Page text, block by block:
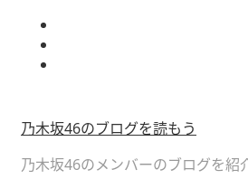
乃木坂46のブログを読もう
乃木坂46のメンバーのブログを紹